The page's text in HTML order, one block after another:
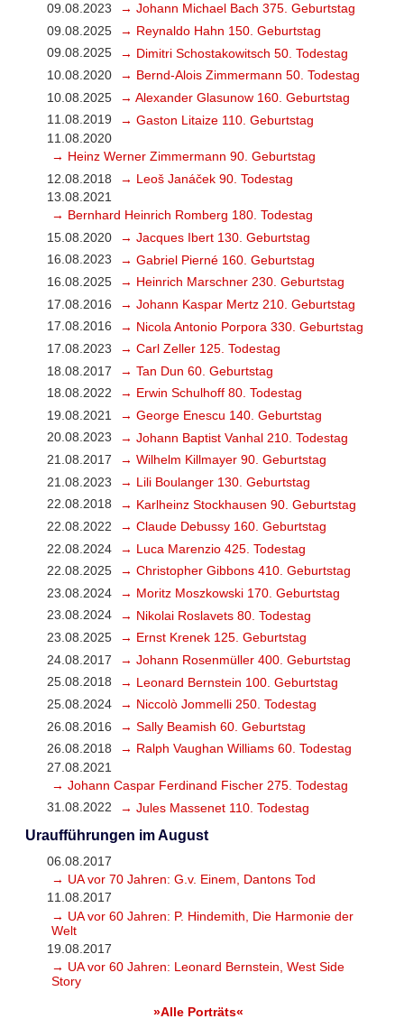
09.08.2023
→ Johann Michael Bach 375. Geburtstag
09.08.2025
→ Reynaldo Hahn 150. Geburtstag
09.08.2025
→ Dimitri Schostakowitsch 50. Todestag
10.08.2020
→ Bernd-Alois Zimmermann 50. Todestag
10.08.2025
→ Alexander Glasunow 160. Geburtstag
11.08.2019
→ Gaston Litaize 110. Geburtstag
11.08.2020
→ Heinz Werner Zimmermann 90. Geburtstag
12.08.2018
→ Leoš Janáček 90. Todestag
13.08.2021
→ Bernhard Heinrich Romberg 180. Todestag
15.08.2020
→ Jacques Ibert 130. Geburtstag
16.08.2023
→ Gabriel Pierné 160. Geburtstag
16.08.2025
→ Heinrich Marschner 230. Geburtstag
17.08.2016
→ Johann Kaspar Mertz 210. Geburtstag
17.08.2016
→ Nicola Antonio Porpora 330. Geburtstag
17.08.2023
→ Carl Zeller 125. Todestag
18.08.2017
→ Tan Dun 60. Geburtstag
18.08.2022
→ Erwin Schulhoff 80. Todestag
19.08.2021
→ George Enescu 140. Geburtstag
20.08.2023
→ Johann Baptist Vanhal 210. Todestag
21.08.2017
→ Wilhelm Killmayer 90. Geburtstag
21.08.2023
→ Lili Boulanger 130. Geburtstag
22.08.2018
→ Karlheinz Stockhausen 90. Geburtstag
22.08.2022
→ Claude Debussy 160. Geburtstag
22.08.2024
→ Luca Marenzio 425. Todestag
22.08.2025
→ Christopher Gibbons 410. Geburtstag
23.08.2024
→ Moritz Moszkowski 170. Geburtstag
23.08.2024
→ Nikolai Roslavets 80. Todestag
23.08.2025
→ Ernst Krenek 125. Geburtstag
24.08.2017
→ Johann Rosenmüller 400. Geburtstag
25.08.2018
→ Leonard Bernstein 100. Geburtstag
25.08.2024
→ Niccolò Jommelli 250. Todestag
26.08.2016
→ Sally Beamish 60. Geburtstag
26.08.2018
→ Ralph Vaughan Williams 60. Todestag
27.08.2021
→ Johann Caspar Ferdinand Fischer 275. Todestag
31.08.2022
→ Jules Massenet 110. Todestag
Uraufführungen im August
06.08.2017
→ UA vor 70 Jahren: G.v. Einem, Dantons Tod
11.08.2017
→ UA vor 60 Jahren: P. Hindemith, Die Harmonie der
Welt
19.08.2017
→ UA vor 60 Jahren: Leonard Bernstein, West Side
Story
»Alle Porträts«